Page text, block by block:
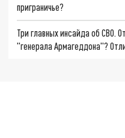
приграничье?
Три главных инсайда об СВО.
"генерала Армагеддона"?